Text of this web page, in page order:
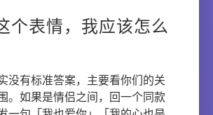
个表情，我应该怎么
没有标准答案，主要看你们的关
。如果是情侣之间，回一个同款